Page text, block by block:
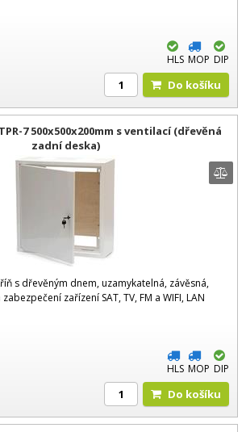
HLS MOP DIP
Do košíku
7 500x500x200mm s ventilací (dřevěná
zadní deska)
s dřevěným dnem, uzamykatelná, závěsná,
zařízení SAT, TV, FM a WIFI, LAN
HLS MOP DIP
Do košíku